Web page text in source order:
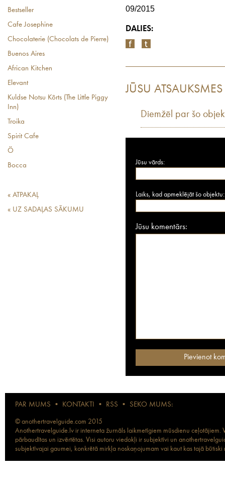
Bestseller
Cafe Josephine
Chocolaterie (Chocolats de Pierre)
Buenos Aires
African Kitchen
Elevant
Kuldse Notsu Kõrts (The Little Piggy
Inn)
Troika
Spirit Cafe
Ö
Bocca
« ATPAKAĻ
« UZ SADAĻAS SĀKUMU
09/2015
DALIES:
JŪSU ATSAUKSMES
Diemžēl par šo
Jūsu vārds:
Laiks, kad apmeklējāt šo objektu:
Jūsu komentārs:
PAR MUMS • KONTAKTI • RSS • SEKO MUMS:
© anothertravelguide.com 2015
Anothertravelguide.lv ir interneta žurnāls laikmetīgiem mūsdienu
pārbaudītas un izvērtētas. Visi autoru viedokļi ir subjektīvi un
subjektīvajai gaumei, konkrētā mirkļa noskaņojumam vai kaut kas tajā